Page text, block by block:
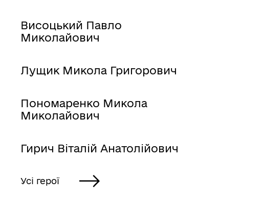
платежі
Висоцький Павло
Миколайович
Лущик Микола Григорович
Пономаренко Микола
Миколайович
Гирич Віталій Анатолійович
Усі герої